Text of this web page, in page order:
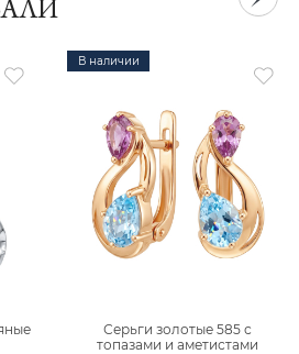
В наличии
Серьги золотые 585 с
топазами и аметистами